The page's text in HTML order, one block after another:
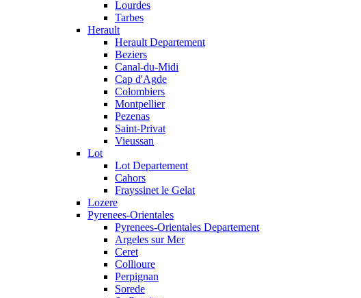
Lourdes
Tarbes
Herault
Herault Departement
Beziers
Canal-du-Midi
Cap d'Agde
Colombiers
Montpellier
Pezenas
Saint-Privat
Vieussan
Lot
Lot Departement
Cahors
Frayssinet le Gelat
Lozere
Pyrenees-Orientales
Pyrenees-Orientales Departement
Argeles sur Mer
Ceret
Collioure
Perpignan
Sorede